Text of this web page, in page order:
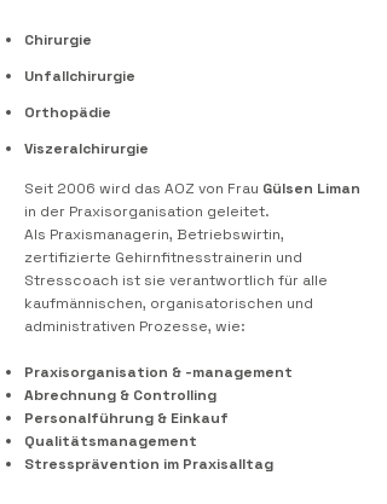
Chirurgie
Unfallchirurgie
Orthopädie
Viszeralchirurgie
Seit 2006 wird das AOZ von Frau Gülsen Liman
in der Praxisorganisation geleitet.
Als Praxismanagerin, Betriebswirtin,
zertifizierte Gehirnfitnesstrainerin und
Stresscoach ist sie verantwortlich für alle
kaufmännischen, organisatorischen und
administrativen Prozesse, wie:
Praxisorganisation & -management
Abrechnung & Controlling
Personalführung & Einkauf
Qualitätsmanagement
Stressprävention im Praxisalltag